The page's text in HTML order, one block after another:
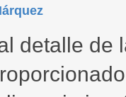
detalle de